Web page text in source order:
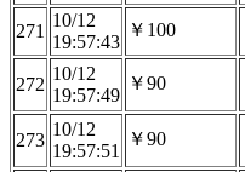
271
10/12
19:57:43
￥100
272
10/12
19:57:49
￥90
273
10/12
19:57:51
￥90